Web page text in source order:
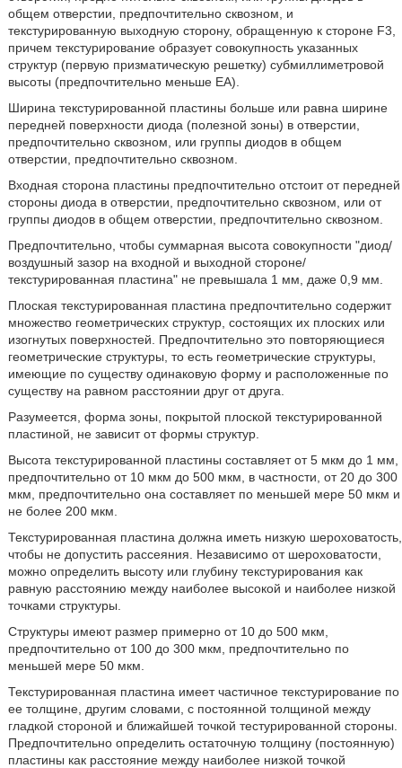
общем отверстии, предпочтительно сквозном, и
текстурированную выходную сторону, обращенную к стороне F3,
причем текстурирование образует совокупность указанных
структур (первую призматическую решетку) субмиллиметровой
высоты (предпочтительно меньше EA).
Ширина текстурированной пластины больше или равна ширине
передней поверхности диода (полезной зоны) в отверстии,
предпочтительно сквозном, или группы диодов в общем
отверстии, предпочтительно сквозном.
Входная сторона пластины предпочтительно отстоит от передней
стороны диода в отверстии, предпочтительно сквозном, или от
группы диодов в общем отверстии, предпочтительно сквозном.
Предпочтительно, чтобы суммарная высота совокупности "диод/
воздушный зазор на входной и выходной стороне/
текстурированная пластина" не превышала 1 мм, даже 0,9 мм.
Плоская текстурированная пластина предпочтительно содержит
множество геометрических структур, состоящих их плоских или
изогнутых поверхностей. Предпочтительно это повторяющиеся
геометрические структуры, то есть геометрические структуры,
имеющие по существу одинаковую форму и расположенные по
существу на равном расстоянии друг от друга.
Разумеется, форма зоны, покрытой плоской текстурированной
пластиной, не зависит от формы структур.
Высота текстурированной пластины составляет от 5 мкм до 1 мм,
предпочтительно от 10 мкм до 500 мкм, в частности, от 20 до 300
мкм, предпочтительно она составляет по меньшей мере 50 мкм и
не более 200 мкм.
Текстурированная пластина должна иметь низкую шероховатость,
чтобы не допустить рассеяния. Независимо от шероховатости,
можно определить высоту или глубину текстурирования как
равную расстоянию между наиболее высокой и наиболее низкой
точками структуры.
Структуры имеют размер примерно от 10 до 500 мкм,
предпочтительно от 100 до 300 мкм, предпочтительно по
меньшей мере 50 мкм.
Текстурированная пластина имеет частичное текстурирование по
ее толщине, другим словами, с постоянной толщиной между
гладкой стороной и ближайшей точкой тестурированной стороны.
Предпочтительно определить остаточную толщину (постоянную)
пластины как расстояние между наиболее низкой точкой